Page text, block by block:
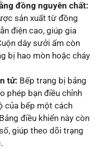
đồng nguyên chất:
sản xuất từ đồng
điện cao, giúp gia
dây sưởi ấm còn
bị hao mòn hoặc cháy
tử: Bếp trang bị bảng
phép bạn điều chỉnh
của bếp một cách
điều khiển này còn
giúp theo dõi trạng